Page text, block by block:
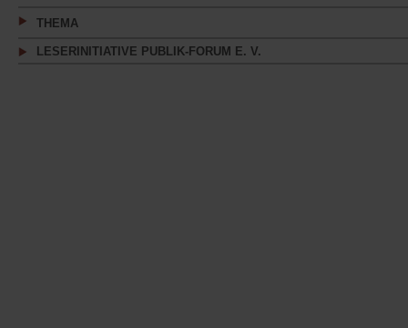
THEMA
LESERINITIATIVE PUBLIK-FORUM E. V.